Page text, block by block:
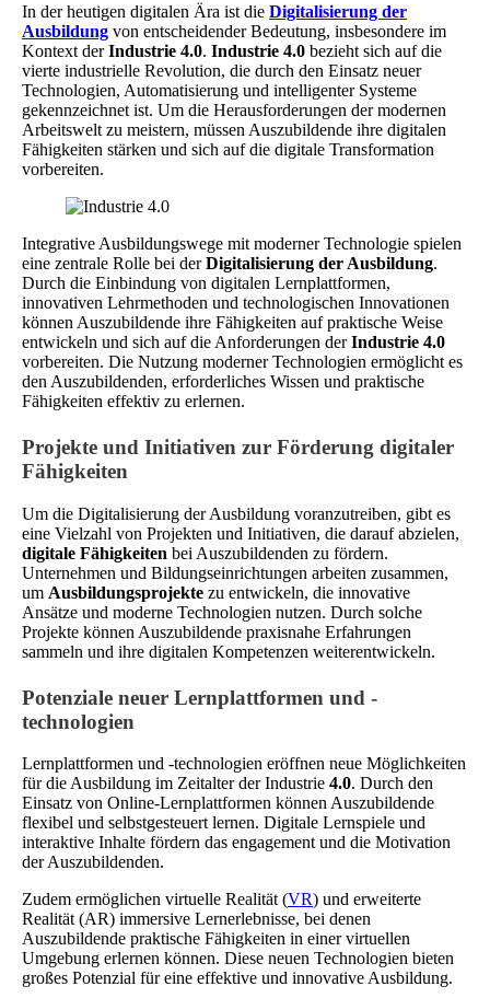
In der heutigen digitalen Ära ist die Digitalisierung der
Ausbildung von entscheidender Bedeutung, insbesondere im
Kontext derIndustrie 4.0. Industrie 4.0 bezieht sich auf die
vierte industrielle Revolution, die durch den Einsatz neuer
Technologien, Automatisierung und intelligenter Systeme
gekennzeichnet ist. Um die Herausforderungen der modernen
Arbeitswelt zu meistern, müssen Auszubildende ihre digitalen
Fähigkeiten stärken und sich auf die digitale Transformation
vorbereiten.
Integrative Ausbildungswege mit moderner Technologie spielen
eine zentrale Rolle bei derDigitalisierung der Ausbildung.
Durch die Einbindung von digitalen Lernplattformen,
innovativen Lehrmethoden und technologischen Innovationen
können Auszubildende ihre Fähigkeiten auf praktische Weise
entwickeln und sich auf die Anforderungen derIndustrie 4.0
vorbereiten. Die Nutzung moderner Technologien ermöglicht es
den Auszubildenden, erforderliches Wissen und praktische
Fähigkeiten effektiv zu erlernen.
Projekte und Initiativen zur Förderung digitaler
Fähigkeiten
Um die Digitalisierung der Ausbildung voranzutreiben, gibt es
eine Vielzahl von Projekten und Initiativen, die darauf abzielen,
digitale Fähigkeiten bei Auszubildenden zu fördern.
Unternehmen und Bildungseinrichtungen arbeiten zusammen,
um Ausbildungsprojekte zu entwickeln, die innovative
Ansätze und moderne Technologien nutzen. Durch solche
Projekte können Auszubildende praxisnahe Erfahrungen
sammeln und ihre digitalen Kompetenzen weiterentwickeln.
Potenziale neuer Lernplattformen und -
technologien
Lernplattformen und -technologien eröffnen neue Möglichkeiten
für die Ausbildung im Zeitalter der Industrie 4.0. Durch den
Einsatz von Online-Lernplattformen können Auszubildende
flexibel und selbstgesteuert lernen. Digitale Lernspiele und
interaktive Inhalte fördern das engagement und die Motivation
der Auszubildenden.
Zudem ermöglichen virtuelle Realität (VR) und erweiterte
Realität (AR) immersive Lernerlebnisse, bei denen
Auszubildende praktische Fähigkeiten in einer virtuellen
Umgebung erlernen können. Diese neuen Technologien bieten
großes Potenzial für eine effektive und innovative Ausbildung.